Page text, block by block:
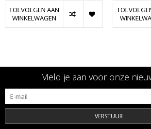
TOEVOEGEN AAN
WINKELWAGEN
Meld je aan voor onze
VERSTUUR